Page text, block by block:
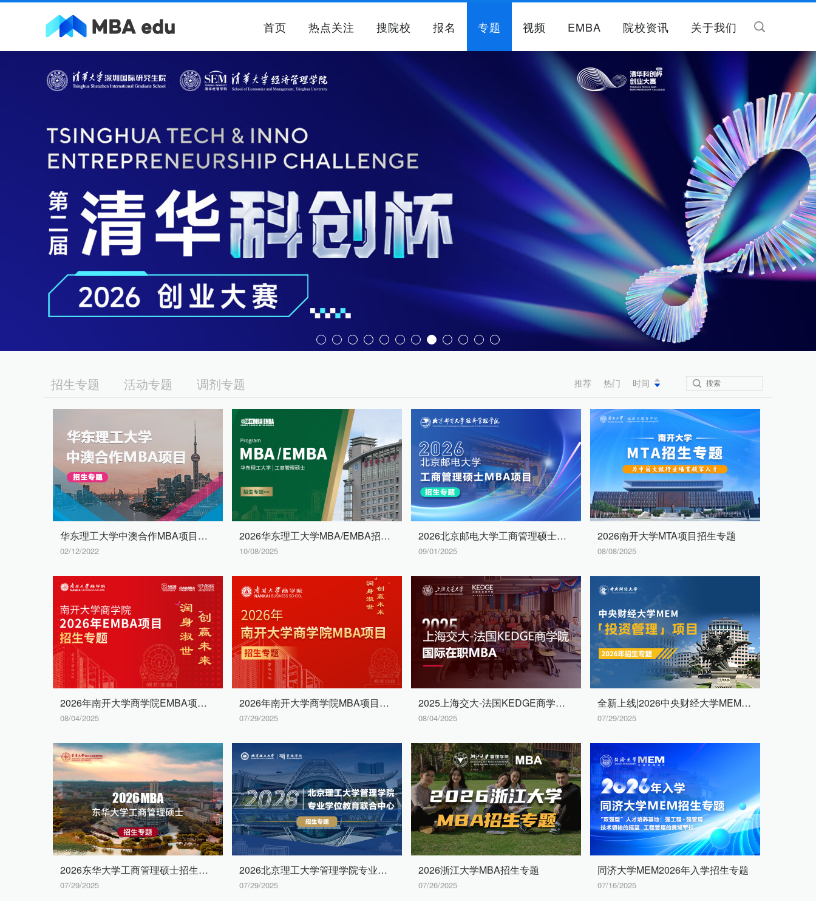
首页 热点关注 搜院校 报名 专题 视频 EMBA 院校资讯 关于我们
招生专题 活动专题 调剂专题 时间
热门
推荐
华东理工大学中澳合作MBA项目招生专题
02/12/2022
2026华东理工大学MBA/EMBA招生专题
10/08/2025
2026北京邮电大学工商管理硕士MBA项目招生专题
09/01/2025
2026南开大学MTA项目招生专题
08/08/2025
2026年南开大学商学院EMBA项目招生专题H5
08/04/2025
2026年南开大学商学院MBA项目招生专题
07/29/2025
2025上海交大-法国KEDGE商学院国际在职MBA招生专题
08/04/2025
全新上线|2026中央财经大学MEM「投资管理」项目招生专题
07/29/2025
2026东华大学工商管理硕士招生专题
07/29/2025
2026北京理工大学管理学院专业学位教育联合中心招生专题
07/29/2025
2026浙江大学MBA招生专题
07/26/2025
同济大学MEM2026年入学招生专题
07/16/2025